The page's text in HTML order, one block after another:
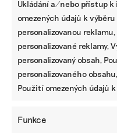
Ukládání a/nebo přístup k
omezených údajů k
personalizovanou
personalizované reklamy,
personalizovaný obsah,
personalizovaného
Použití omezených údajů
Funkce